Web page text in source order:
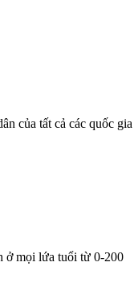
của tất cả các quốc gia
ở mọi lứa tuổi từ 0-200